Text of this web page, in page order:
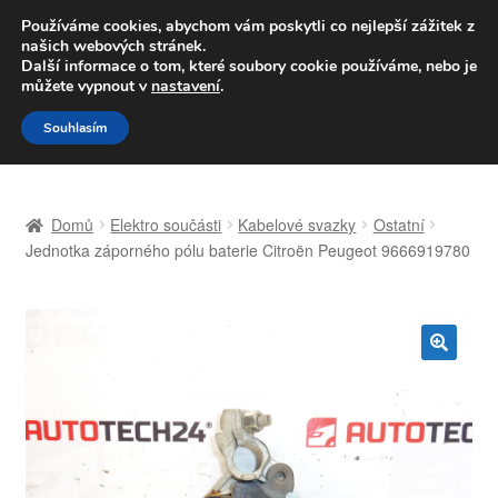
DOPRAVA od 139,-Kč
Volejte po-pá 9-16 704 494 494
Přeskočit
na
navigaci
Přejít
k
obsahu
Celosvětová doprava
Kontakt
Košík
Můj účet
Domů Elektro součásti Kabelové svazky
Ostatní
Jednotka záporného pólu baterie Citroën Peugeot 9666919780
Používáme cookies, abychom vám poskytli co nejlepší zážitek z
našich webových stránek.
Další informace o tom, které soubory cookie používáme, nebo je
můžete vypnout v nastavení.
Souhlasím